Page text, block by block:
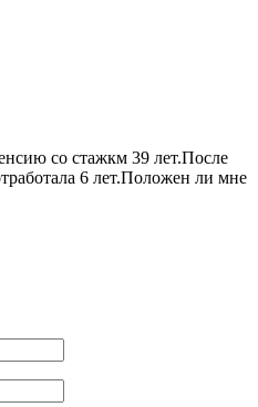
со стажкм 39 лет.После
6 лет.Положен ли мне